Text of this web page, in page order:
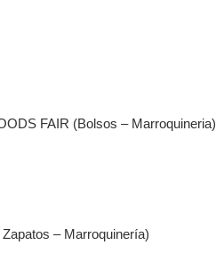
FAIR (Bolsos – Marroquineria)
– Marroquinería)